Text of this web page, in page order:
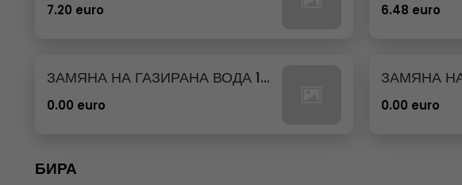
7.20 euro 6.48 euro
ЗАМЯНА НА ГАЗИРАНА ВОДА 12бр. - 500мл
0.00 euro 0.00 euro
БИРА